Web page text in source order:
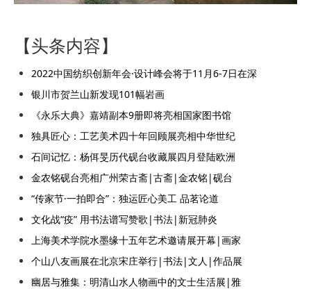
【头条内容】
2022中国纺织创新年会·设计峰会将于11月6-7日在深
银川市贺兰山新发现101幅岩画
《永乐大典》嘉靖副本9册即将亮相国家图书馆
独具匠心：工艺美术四十年回顾展亮相中华世纪
石间记忆：杨佴旻历代砚台收藏展四月登陆欧洲
金农铭砚台亮相广州荣古斋|古斋|金农铭|砚台
“传家节·一拍即合”：独运匠心美工 品茗论道
文化战“疫” 用书法谱写赞歌|书法|新冠肺炎
上海美术学院水墨缘十五年艺术邀请展开幕|画家
个山八友画展在北京宋庄举行|书法|文人|作品展
幽居与雅集：明清山水人物画中的文士生活展|雅